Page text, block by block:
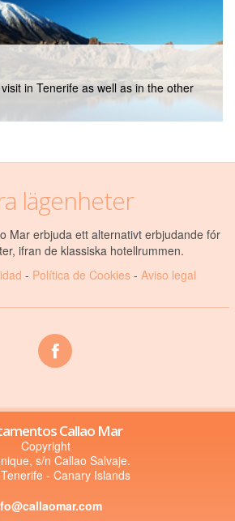
in Tenerife as well as in the other
lägenheter
Mar erbjuda ett alternativt erbjudande fór
ifran de klassiska hotellrummen.
- Política de Cookies- Aviso legal
Callao Mar
Copyright
s/n Callao Salvaje.
- Canary Islands